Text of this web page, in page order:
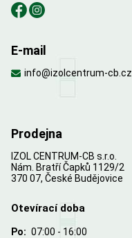
E-mail
info@izolcentrum-cb.cz
Prodejna
IZOL CENTRUM-CB s.r.o.
Nám. Bratří Čapků 1129/2
370 07, České Budějovice
Otevírací doba
Po: 07:00 - 16:00